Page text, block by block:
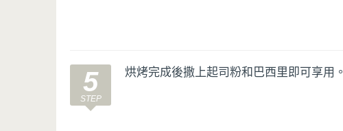
5 烘烤完成後撒上起司粉和巴西里即可享用。